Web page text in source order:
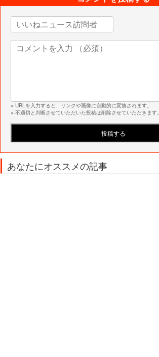
※ URLを入力すると、リンクや画像に自動的に変換されます。
※ 不適切と判断させていただいた投稿は削除させていただきます。
あなたにオススメの記事